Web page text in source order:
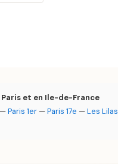
et en Ile-de-France
—Paris 1er —Paris 17e —Les Lilas